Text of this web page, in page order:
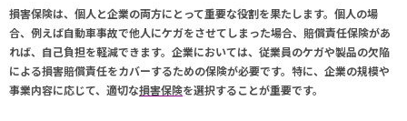
損害保険は、個人と企業の両方にとって重要な役割を果たします。個人の場
合、例えば自動車事故で他人にケガをさせてしまった場合、賠償責任保険があ
れば、自己負担を軽減できます。企業においては、従業員のケガや製品の欠陥
による損害賠償責任をカバーするための保険が必要です。特に、企業の規模や
事業内容に応じて、適切な損害保険を選択することが重要です。